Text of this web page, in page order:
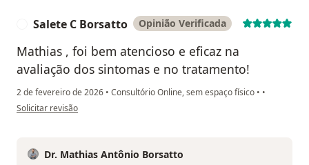
Salete C Borsatto Opinião Verificada
Mathias , foi bem atencioso e eficaz na
avaliação dos sintomas e no tratamento!
2 de fevereiro de 2026 • Consultório Online, sem espaço físico • •
na opinião do utilizador Salete C Borsatto
Solicitar revisão
Dr. Mathias Antônio Borsatto